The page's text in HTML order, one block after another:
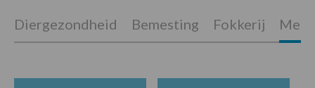
Diergezondheid Bemesting Fokkerij